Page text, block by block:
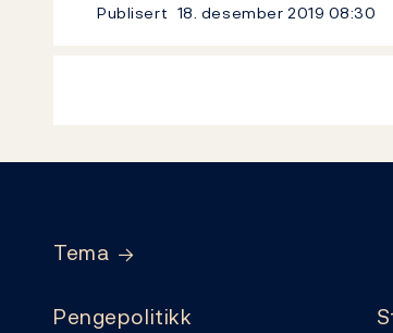
Publisert 18. desember 2019 08:30
Tema
Pengepolitikk